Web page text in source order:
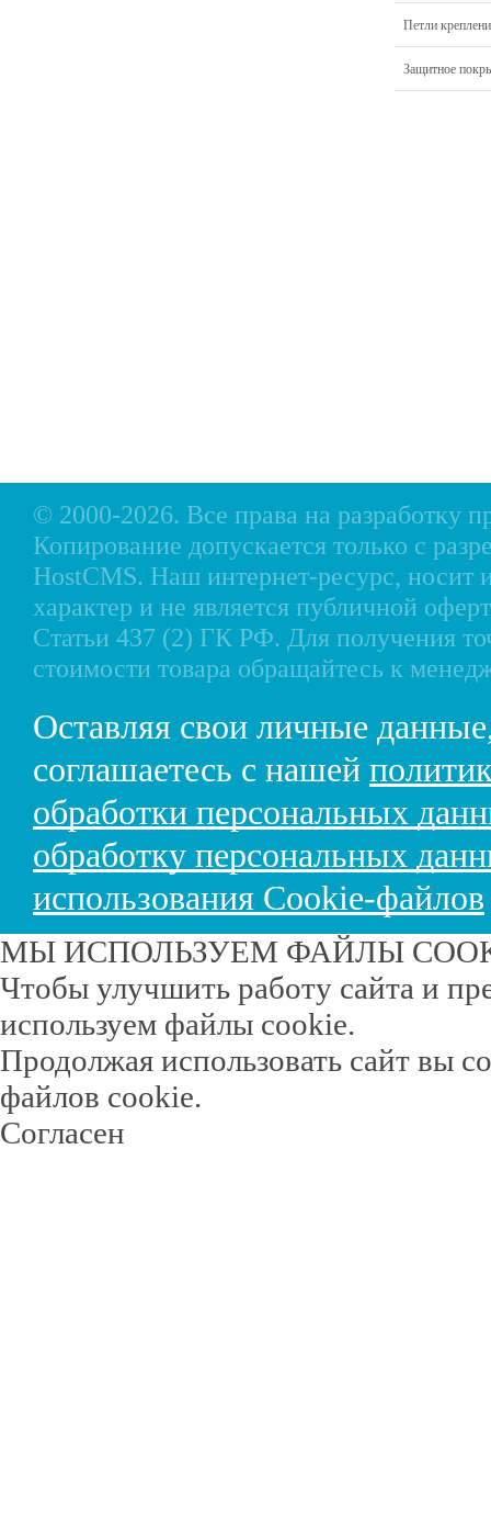
Петли
Защитное
© 2000-2026. Все права на разработку
Копирование допускается только с
HostCMS. Наш интернет-ресурс,
характер и не является публичной
Статьи 437 (2) ГК РФ. Для получения
стоимости товара обращайтесь к
Оставляя свои личные
соглашаетесь с нашей
обработки персональных
обработку персональных
использования Cookie-файлов
МЫ ИСПОЛЬЗУЕМ ФАЙЛЫ
Чтобы улучшить работу сайта и
используем файлы cookie.
Продолжая использовать сайт вы
файлов cookie.
Согласен